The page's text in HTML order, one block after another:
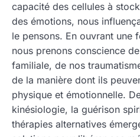
capacité des cellules à
des émotions, nous
le pensons. En ouvrant une
nous prenons conscience
familiale, de nos
de la manière dont ils
physique et émotionnelle.
kinésiologie, la guérison
thérapies alternatives